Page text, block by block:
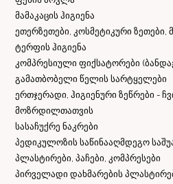
მამაკაცის ჰიგიენა
ეთერზეთები, კოსმეტიკური ზეთები,
ტერფის ჰიგიენა
კომპრესიული ფიქსატორები
გამათბობელი წელის სარტყელები
ერთჯერადი, ჰიგიენური ზეწრები -
მოზრდილთათვის
სასაჩუქრე ნაკრები
პედიკულოზის საწინააღმდეგო
პლასტირები, პაჩები, კომპრესები
პირველადი დახმარების